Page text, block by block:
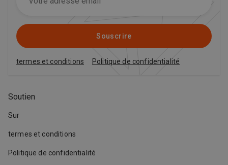
Soutien
Sur
termes et conditions
Politique de confidentialité
Souscrire
termes et conditions Politique de confidentialité